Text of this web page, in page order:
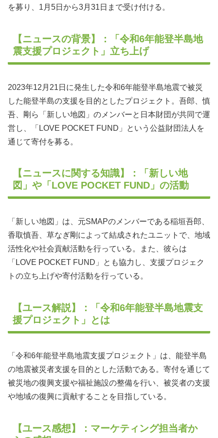
を募り、1月5日から3月31日まで受け付ける。
【ニュースの背景】：「令和6年能登半島地
震支援プロジェクト」立ち上げ
2023年12月21日に発生した令和6年能登半島地震で被災
した能登半島の支援を目的としたプロジェクト。吾郎、慎
吾、剛ら「新しい地図」のメンバーと日本財団が共同で運
営し、「LOVE POCKET FUND」という公益財団法人を
通じて寄付を募る。
【ニュースに関する知識】：「新しい地
図」や「LOVE POCKET FUND」の活動
「新しい地図」は、元SMAPのメンバーである稲垣吾郎、
香取慎吾、草なぎ剛によって結成されたユニットで、地域
活性化や社会貢献活動を行っている。また、彼らは
「LOVE POCKET FUND」とも協力し、支援プロジェク
トの立ち上げや寄付活動を行っている。
【ユース解説】：「令和6年能登半島地震支
援プロジェクト」とは
「令和6年能登半島地震支援プロジェクト」は、能登半島
の地震被災者支援を目的とした活動である。寄付を通じて
被災地の復興支援や福祉施設の整備を行い、被災者の支援
や地域の復興に貢献することを目指している。
【ユース感想】：マーケティング担当者か